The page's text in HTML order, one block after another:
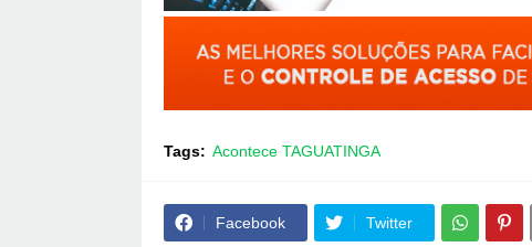
Tags: Acontece TAGUATINGA
Facebook Twitter